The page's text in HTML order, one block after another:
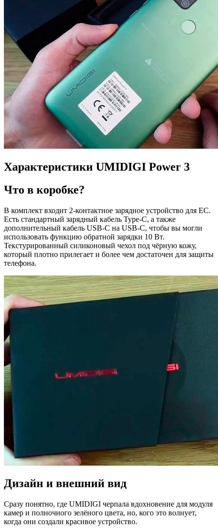
Характеристики UMIDIGI Power 3
Что в коробке?
В комплект входит 2-контактное зарядное устройство для ЕС.
Есть стандартный зарядный кабель Type-C, а также
дополнительный кабель USB-C на USB-C, чтобы вы могли
использовать функцию обратной зарядки 10 Вт.
Текстурированный силиконовый чехол под чёрную кожу,
который плотно прилегает и более чем достаточен для защиты
телефона.
Дизайн и внешний вид
Сразу понятно, где UMIDIGI черпала вдохновение для модуля
камер и полночного зелёного цвета, но, кого это волнует,
когда они создали красивое устройство.